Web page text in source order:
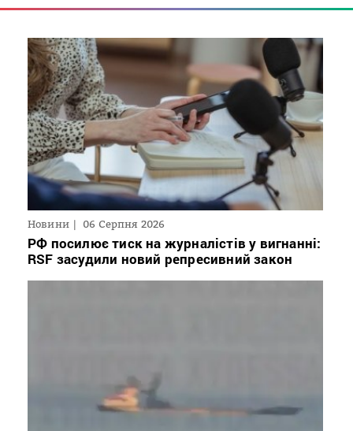
Новини 06 Серпня 2026
РФ посилює тиск на журналістів у вигнанні:
RSF засудили новий репресивний закон